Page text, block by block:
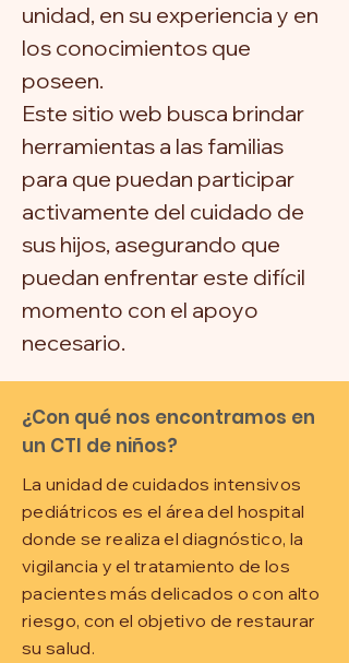
unidad, en su experiencia y en
los conocimientos que
poseen.
Este sitio web busca brindar
herramientas a las familias
para que puedan participar
activamente del cuidado de
sus hijos, asegurando que
puedan enfrentar este difícil
momento con el apoyo
necesario.
¿Con qué nos encontramos en
un CTI de niños?
La unidad de cuidados intensivos
pediátricos es el área del hospital
donde se realiza el diagnóstico, la
vigilancia y el tratamiento de los
pacientes más delicados o con alto
riesgo, con el objetivo de restaurar
su salud.